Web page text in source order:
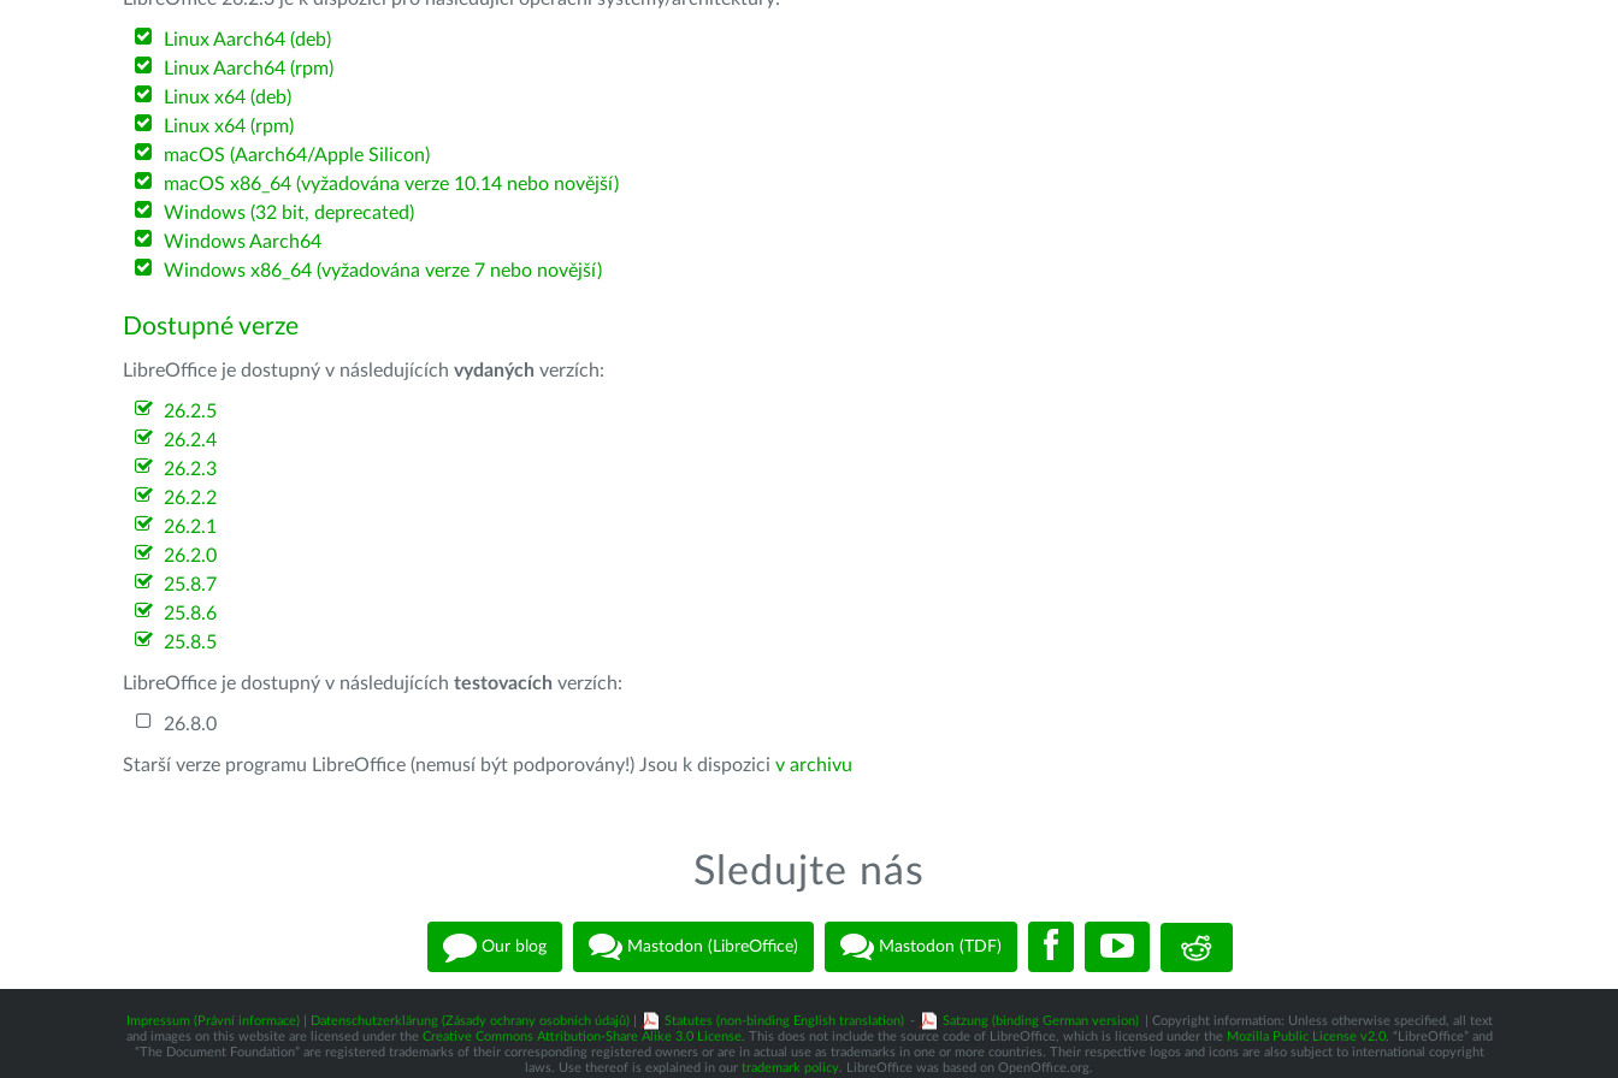
Linux Aarch64 (deb)
Linux Aarch64 (rpm)
Linux x64 (deb)
Linux x64 (rpm)
macOS (Aarch64/Apple Silicon)
macOS x86_64 (vyžadována verze 10.14 nebo novější)
Windows (32 bit, deprecated)
Windows Aarch64
Windows x86_64 (vyžadována verze 7 nebo novější)
Dostupné verze
LibreOffice je dostupný v následujících vydaných verzích:
26.2.5
26.2.4
26.2.3
26.2.2
26.2.1
26.2.0
25.8.7
25.8.6
25.8.5
LibreOffice je dostupný v následujících testovacích verzích:
26.8.0
Starší verze programu LibreOffice (nemusí být podporovány!) Jsou k dispozici v archivu
Sledujte nás
Our blog Mastodon (LibreOffice) Mastodon (TDF)
Impressum (Právní informace)| Datenschutzerklärung (Zásady ochrany osobních údajů)| Statutes (non-binding English translation) - Satzung (binding German version)
| Copyright information: Unless otherwise specified, all text
and images on this website are licensed under the Creative Commons Attribution-Share Alike 3.0 License. This does not include the source code of LibreOffice, which is licensed under the Mozilla Public License v2.0. “LibreOffice” and
“The Document Foundation” are registered trademarks of their corresponding registered owners or are in actual use as trademarks in one or more countries. Their respective logos and icons are also subject to international copyright
laws. Use thereof is explained in our trademark policy . LibreOffice was based on OpenOffice.org.